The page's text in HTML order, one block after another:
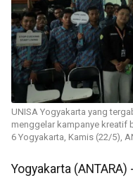
UNISA Yogyakarta yang
menggelar kampanye kreatif
6 Yogyakarta, Kamis (22/5),
Yogyakarta